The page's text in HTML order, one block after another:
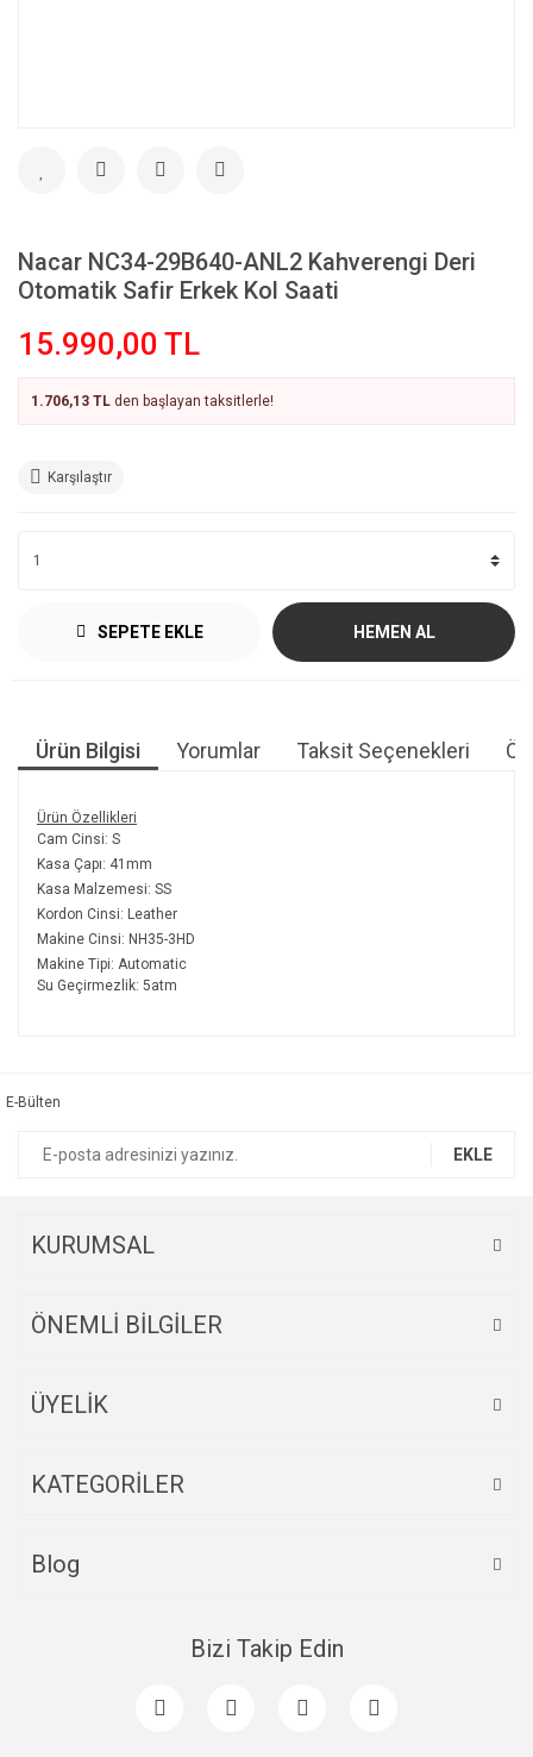
Nacar NC34-29B640-ANL2 Kahverengi Deri
Otomatik Safir Erkek Kol Saati
15.990,00 TL
1.706,13 TL den başlayan taksitlerle!
Karşılaştır
SEPETE EKLE HEMEN AL
Ürün Bilgisi Yorumlar Taksit Seçenekleri
Ürün Özellikleri
Cam Cinsi: S
Kasa Çapı: 41mm
Kasa Malzemesi: SS
Kordon Cinsi: Leather
Makine Cinsi: NH35-3HD
Makine Tipi: Automatic
Su Geçirmezlik: 5atm
Ürün fiyatı diğer sitelerden daha pahalı.
E-Bülten
EKLE
KURUMSAL
ÖNEMLİ BİLGİLER
ÜYELİK
KATEGORİLER
Blog
Bizi Takip Edin